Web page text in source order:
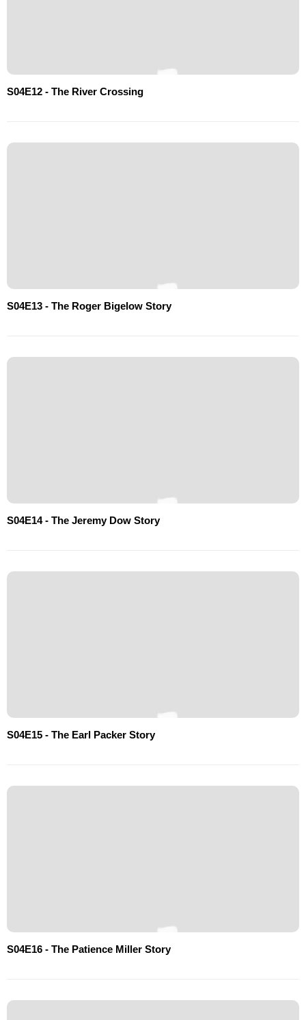
S04E12 - The River Crossing
S04E13 - The Roger Bigelow Story
S04E14 - The Jeremy Dow Story
S04E15 - The Earl Packer Story
S04E16 - The Patience Miller Story